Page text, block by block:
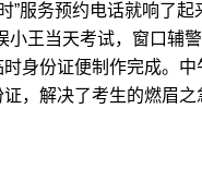
”服务预约电话就响了
小王当天考试，窗口辅
身份证便制作完成。
，解决了考生的燃眉之